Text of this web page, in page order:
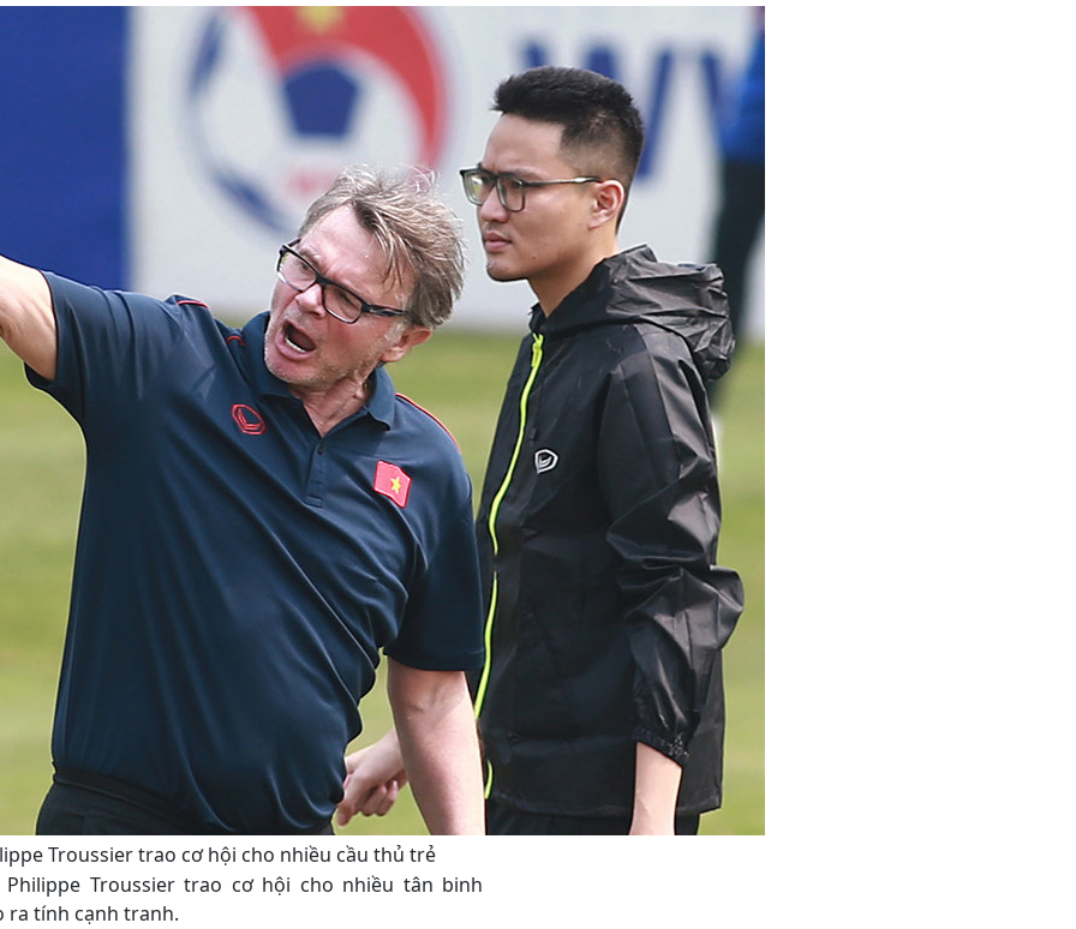
Troussier trao cơ hội cho nhiều cầu thủ trẻ
Troussier trao cơ hội cho nhiều tân binh
ra tính cạnh tranh.